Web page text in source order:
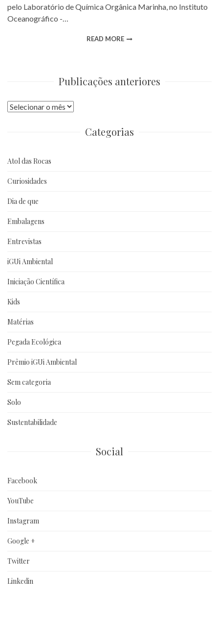
pelo Laboratório de Química Orgânica Marinha, no Instituto
Oceanográfico -…
READ MORE
Publicações anteriores
Publicações
Categorias
Atol das Rocas
Curiosidades
Dia de que
Embalagens
Entrevistas
iGUi Ambiental
Iniciação Científica
Kids
Matérias
Pegada Ecológica
Prêmio iGUi Ambiental
Sem categoria
Solo
Sustentabilidade
Social
Facebook
YouTube
Instagram
Google +
Twitter
Linkedin